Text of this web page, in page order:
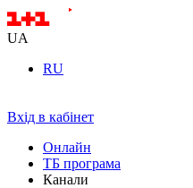
UA
RU
Вхід в кабінет
Онлайн
ТБ програма
Канали